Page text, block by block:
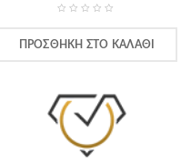
ΠΡΟΣΘΉΚΗ ΣΤΟ ΚΑΛΆΘΙ